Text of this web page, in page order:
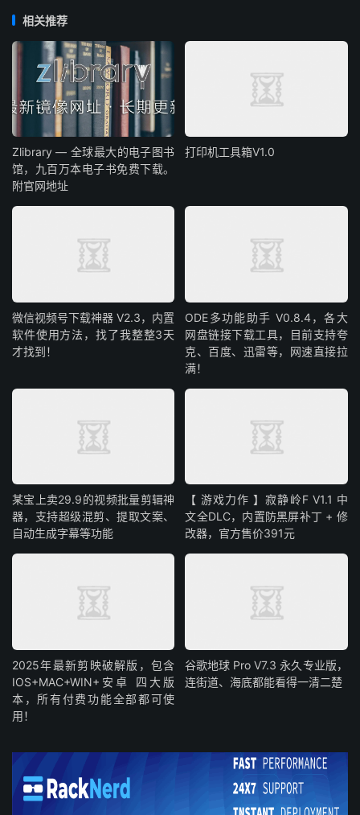
相关推荐
Zlibrary — 全球最大的电子图书
馆，九百万本电子书免费下载。
附官网地址
打印机工具箱V1.0
微信视频号下载神器 V2.3，内置
软件使用方法，找了我整整3天
才找到！
ODE多功能助手 V0.8.4，各大
网盘链接下载工具，目前支持夸
克、百度、迅雷等，网速直接拉
满！
某宝上卖29.9的视频批量剪辑神
器，支持超级混剪、提取文案、
自动生成字幕等功能
【 游戏力作 】寂静岭F V1.1 中
文全DLC，内置防黑屏补丁 + 修
改器，官方售价391元
2025年最新剪映破解版，包含
IOS+MAC+WIN+安卓 四大版
本，所有付费功能全部都可使
用！
谷歌地球 Pro V7.3 永久专业版，
连街道、海底都能看得一清二楚